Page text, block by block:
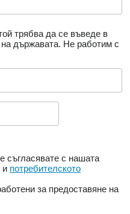
трябва да се въведе в
държавата. Не работим с
съгласявате с нашата
и потребителското
за предоставяне на